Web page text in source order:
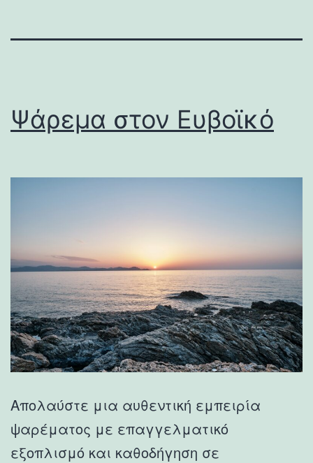
Ψάρεμα στον Ευβοϊκό
Απολαύστε μια αυθεντική εμπειρία
ψαρέματος με επαγγελματικό
εξοπλισμό και καθοδήγηση σε